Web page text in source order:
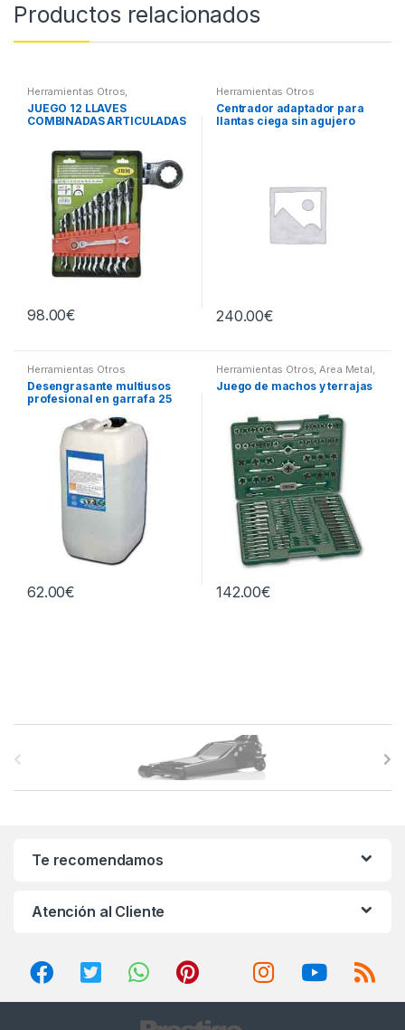
Productos relacionados
Herramientas Otros,
Herramientas De Mano
Herramientas De Mano
JUEGO 12 LLAVES
COMBINADAS ARTICULADAS
98.00€
Herramientas Otros
Centrador adaptador para
llantas ciega sin agujero
240.00€
Herramientas Otros
Desengrasante multiusos
profesional en garrafa 25
62.00€
Herramientas Otros,Area Metal,
Roscas, Herramientas ,
Maletines Herramientas,
Juego de machos y terrajas
142.00€
Te recomendamos
Atención al Cliente